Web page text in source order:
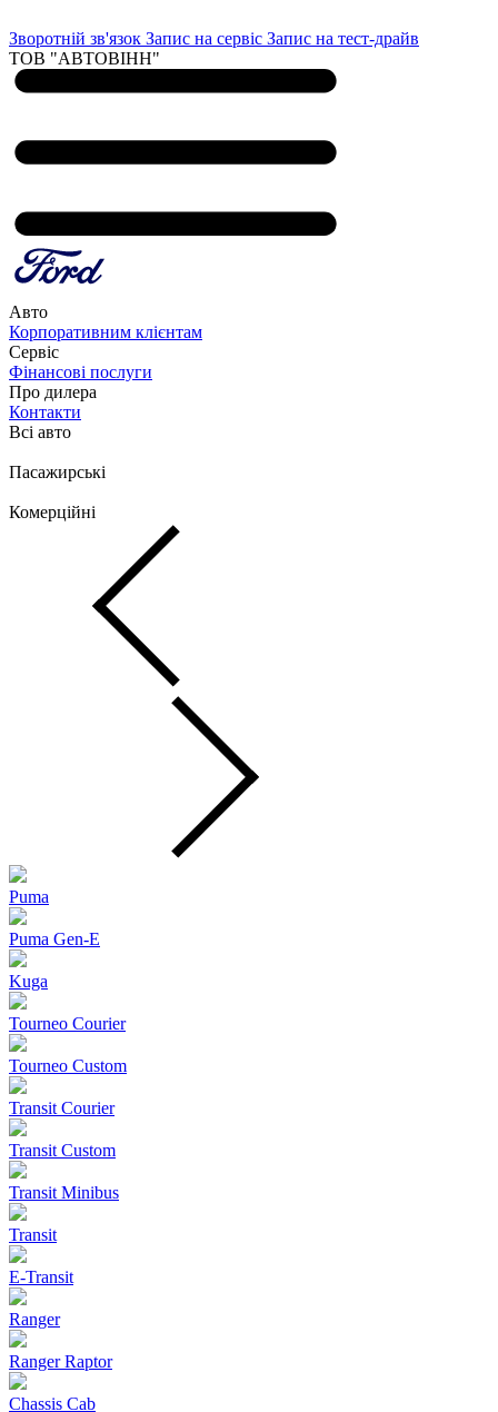
Зворотній зв'язок Запис на сервіс Запис на тест-драйв
ТОВ "АВТОВІНН"
Авто
Корпоративним клієнтам
Сервіс
Фінансові послуги
Про дилера
Контакти
Всі авто
Пасажирські
Комерційні
Puma
Puma Gen‑E
Kuga
Tourneo Courier
Tourneo Custom
Transit Courier
Transit Custom
Transit Minibus
Transit
E-Transit
Ranger
Ranger Raptor
Chassis Cab